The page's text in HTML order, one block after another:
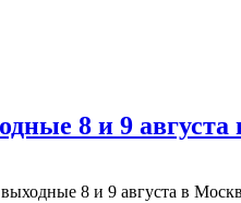
8 и 9 августа
8 и 9 августа в